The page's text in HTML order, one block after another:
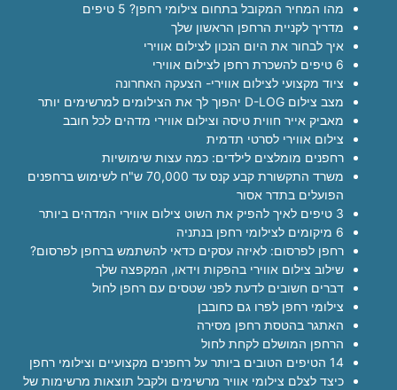
מהו המחיר המקובל בתחום צילומי רחפן? 5 טיפים
מדריך לקניית הרחפן הראשון שלך
איך לבחור את היום הנכון לצילום אווירי
6 טיפים להשכרת רחפן לצילום אווירי
ציוד מקצועי לצילום אווירי- הצעקה האחרונה
מצב צילום D-LOG יהפוך לך את הצילומים למרשימים יותר
מאביק אייר חווית טיסה וצילום אווירי מדהים לכל חובב
צילום אווירי לסרטי תדמית
רחפנים מומלצים לילדים: כמה עצות שימושיות
משרד התקשורת קבע קנס עד 70,000 ש"ח לשימוש ברחפנים
הפועלים בתדר אסור
3 טיפים לאיך להפיק את השוט צילום אווירי המדהים ביותר
6 מיקומים לצילומי רחפן בנתניה
רחפן לפרסום: לאיזה עסקים כדאי להשתמש ברחפן לפרסום?
שילוב צילום אווירי בהפקות וידאו, המקפצה שלך
דברים חשובים לדעת לפני שטסים עם רחפן לחול
צילומי רחפן לפרו גם כחובבן
האתגר בהטסת רחפן מסירה
הרחפן המושלם לקחת לחול
14 הטיפים הטובים ביותר על רחפנים מקצועיים וצילומי רחפן
כיצד לצלם צילומי אוויר מרשימים ולקבל תוצאות מרשימות של